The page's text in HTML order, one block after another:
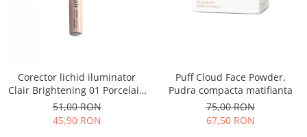
Corector lichid iluminator
Clair Brightening 01 Porcelain
- 6ml
51,00 RON
45,90 RON
Puff Cloud Face Powder,
Pudra compacta matifianta
75,00 RON
67,50 RON